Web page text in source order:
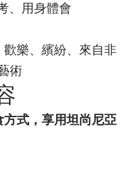
、用身體會
樂、繽紛、來自非
術
式，享用坦尚尼亞